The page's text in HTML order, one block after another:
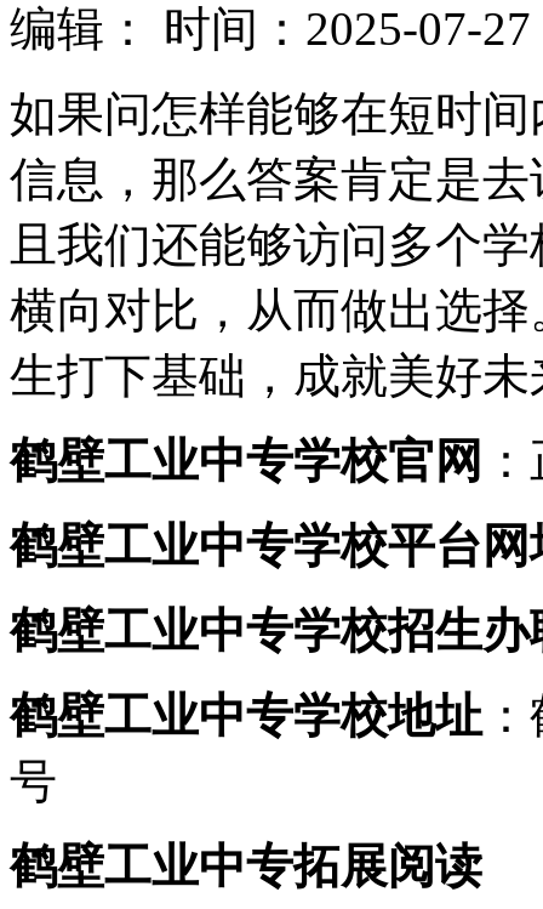
编辑：
时间：2025-07-27
如果问怎样能够在短时
信息，那么答案肯定是
且我们还能够访问多个
横向对比，从而做出选
生打下基础，成就美好未
鹤壁工业中专学校官网
鹤壁工业中专学校平台网
鹤壁工业中专学校招生
鹤壁工业中专学校地址
号
鹤壁工业中专拓展阅读